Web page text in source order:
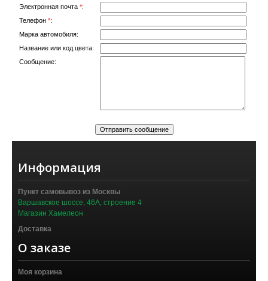
Электронная почта *:
Телефон *:
Марка автомобиля:
Название или код цвета:
Сообщение:
Информация
Пункт самовывоз из Москвы
Варшавское шоссе, 46А, строение 4
Магазин Хамелеон
Доставка
О заказе
Моя корзина